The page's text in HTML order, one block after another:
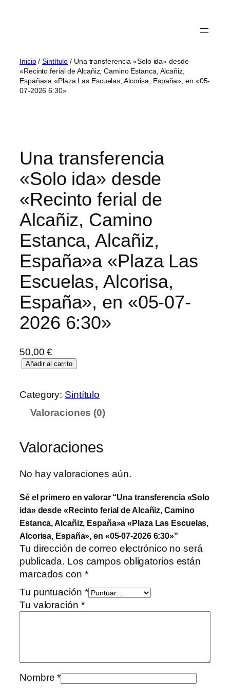
Inicio/Sintítulo / Una transferencia «Solo ida» desde
«Recinto ferial de Alcañiz, Camino Estanca, Alcañiz,
España»a «Plaza Las Escuelas, Alcorisa, España», en «05-
07-2026 6:30»
Una transferencia
«Solo ida» desde
«Recinto ferial de
Alcañiz, Camino
Estanca, Alcañiz,
España»a «Plaza Las
Escuelas, Alcorisa,
España», en «05-07-
2026 6:30»
50,00€
Añadir al carrito
Category: Sintítulo
Valoraciones (0)
Valoraciones
No hay valoraciones aún.
Sé el primero en valorar “Una transferencia «Solo
ida» desde «Recinto ferial de Alcañiz, Camino
Estanca, Alcañiz, España»a «Plaza Las Escuelas,
Alcorisa, España», en «05-07-2026 6:30»”
Tu dirección de correo electrónico no será
publicada. Los campos obligatorios están
marcados con *
Tu puntuación *
Tu valoración *
Nombre*